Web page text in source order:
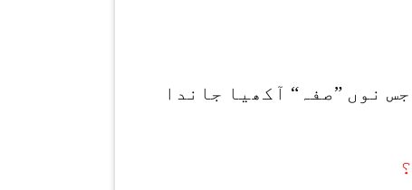
نوں ”صفہ“ آکھیا جاندا